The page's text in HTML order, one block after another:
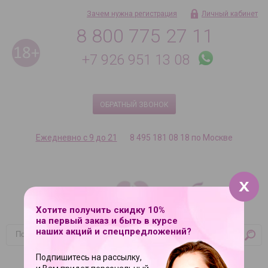
8 800 775 27 11
+7 926 951 13 08
ОБРАТНЫЙ ЗВОНОК
Зачем нужна регистрация Личный кабинет
Ежедневно с 9 до 21 8 495 181 08 18 по Москве
Ваша корзина пуста
Хотите получить скидку 10%
на первый заказ и быть в курсе
наших акций и спецпредложений?
Подпишитесь на рассылку,